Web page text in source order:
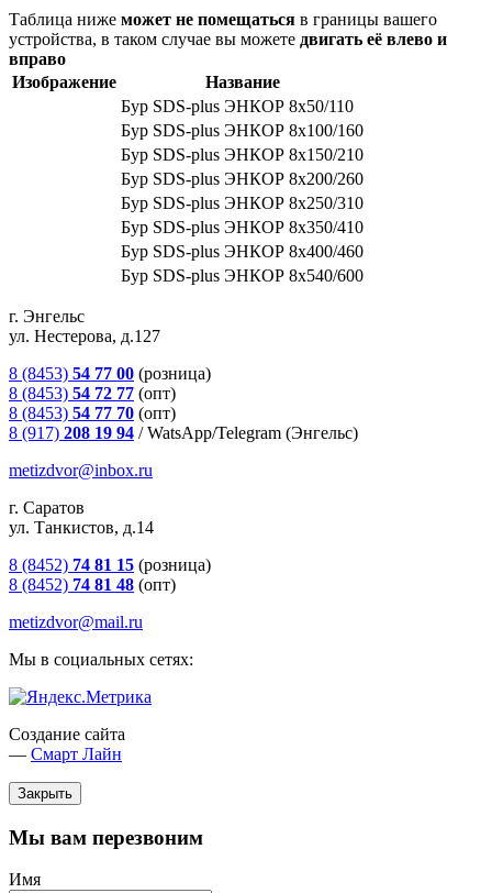
Таблица ниже может не помещаться в границы вашего
устройства, в таком случае вы можете двигать её влево и
вправо
Изображение
Название
Бур SDS-рlus ЭНКОР 8х50/110
Бур SDS-рlus ЭНКОР 8х100/160
Бур SDS-рlus ЭНКОР 8х150/210
Бур SDS-рlus ЭНКОР 8х200/260
Бур SDS-рlus ЭНКОР 8х250/310
Бур SDS-рlus ЭНКОР 8х350/410
Бур SDS-рlus ЭНКОР 8х400/460
Бур SDS-рlus ЭНКОР 8х540/600
г. Энгельс
ул. Нестерова, д.127
8 (8453) 54 77 00 (розница)
8 (8453) 54 72 77 (опт)
8 (8453) 54 77 70 (опт)
8 (917) 208 19 94 /WatsApp/Telegram (Энгельс)
metizdvor@inbox.ru
г. Саратов
ул. Танкистов, д.14
8 (8452) 74 81 15 (розница)
8 (8452) 74 81 48 (опт)
metizdvor@mail.ru
Мы в социальных сетях:
Создание сайта
— Смарт Лайн
Закрыть
Мы вам перезвоним
Имя